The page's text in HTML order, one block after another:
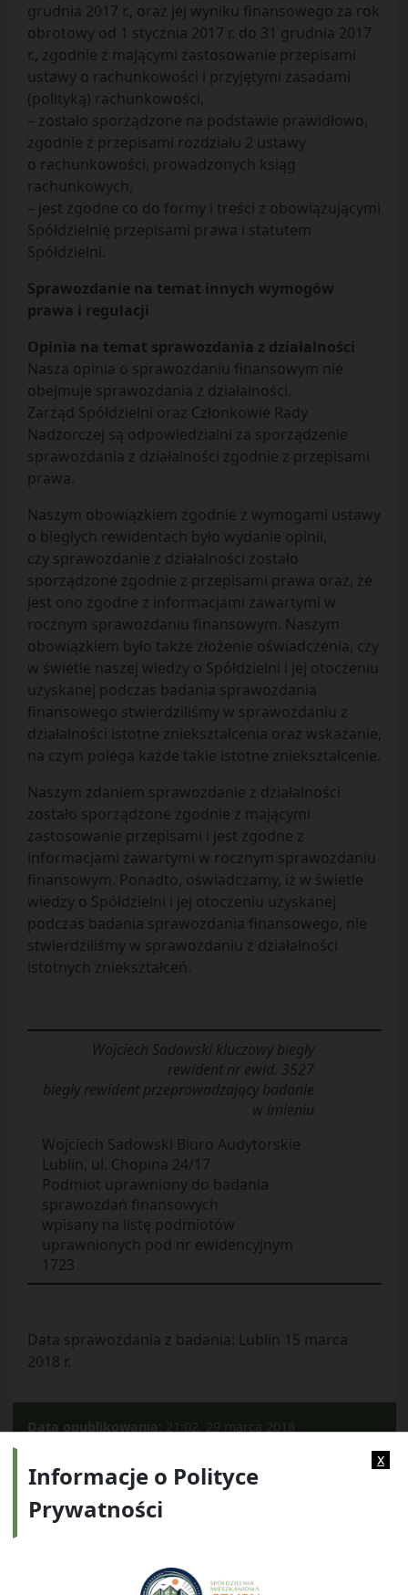
grudnia 2017 r., oraz jej wyniku finansowego za rok
obrotowy od 1 stycznia 2017 r. do 31 grudnia 2017
r., zgodnie z mającymi zastosowanie przepisami
ustawy o rachunkowości i przyjętymi zasadami
(polityką) rachunkowości,
– zostało sporządzone na podstawie prawidłowo,
zgodnie z przepisami rozdziału 2 ustawy
o rachunkowości, prowadzonych ksiąg
rachunkowych,
– jest zgodne co do formy i treści z obowiązującymi
Spółdzielnię przepisami prawa i statutem
Spółdzielni.
Sprawozdanie na temat innych wymogów
prawa i regulacji
Opinia na temat sprawozdania z działalności
Nasza opinia o sprawozdaniu finansowym nie
obejmuje sprawozdania z działalności.
Zarząd Spółdzielni oraz Członkowie Rady
Nadzorczej są odpowiedzialni za sporządzenie
sprawozdania z działalności zgodnie z przepisami
prawa.
Naszym obowiązkiem zgodnie z wymogami ustawy
o biegłych rewidentach było wydanie opinii,
czy sprawozdanie z działalności zostało
sporządzone zgodnie z przepisami prawa oraz, że
jest ono zgodne z informacjami zawartymi w
rocznym sprawozdaniu finansowym. Naszym
obowiązkiem było także złożenie oświadczenia, czy
w świetle naszej wiedzy o Spółdzielni i jej otoczeniu
uzyskanej podczas badania sprawozdania
finansowego stwierdziliśmy w sprawozdaniu z
działalności istotne zniekształcenia oraz wskazanie,
na czym polega każde takie istotne zniekształcenie.
Naszym zdaniem sprawozdanie z działalności
zostało sporządzone zgodnie z mającymi
zastosowanie przepisami i jest zgodne z
informacjami zawartymi w rocznym sprawozdaniu
finansowym. Ponadto, oświadczamy, iż w świetle
wiedzy o Spółdzielni i jej otoczeniu uzyskanej
podczas badania sprawozdania finansowego, nie
stwierdziliśmy w sprawozdaniu z działalności
istotnych zniekształceń.
Wojciech Sadowski kluczowy biegły
rewident nr ewid. 3527
biegły rewident przeprowadzający badanie
w imieniu
Wojciech Sadowski Biuro Audytorskie
Lublin, ul. Chopina 24/17
Podmiot uprawniony do badania
sprawozdań finansowych
wpisany na listę podmiotów
uprawnionych pod nr ewidencyjnym
1723
Data sprawozdania z badania: Lublin 15 marca
2018 r.
Data opublikowania: 21:02, 29 marca 2018
x
Informacje o Polityce
Prywatności